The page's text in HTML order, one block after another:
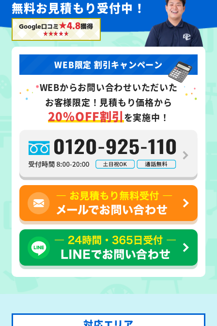
無料お見積もり受付中！
Google口コミ★4.8獲得
WEB限定 割引キャンペーン
WEBからお問い合わせいただいた
お客様限定！ 見積もり価格から
20%OFF割引を実施中！